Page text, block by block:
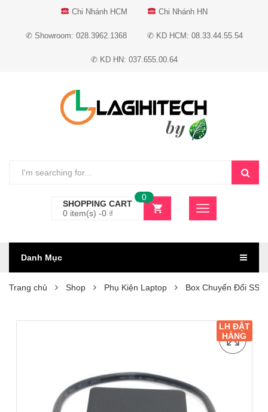
Chi Nhánh HCM Chi Nhánh HN
✆ Showroom: 028.3962.1368 ✆ KD HCM: 08.33.44.55.54
✆ KD HN: 037.655.00.64
SHOPPING CART
0 item(s) -0 ₫
0
Danh Mục
Trang chủ Shop Phụ Kiện Laptop Box Chuyển Đổi SSD
LH ĐẶT
HÀNG